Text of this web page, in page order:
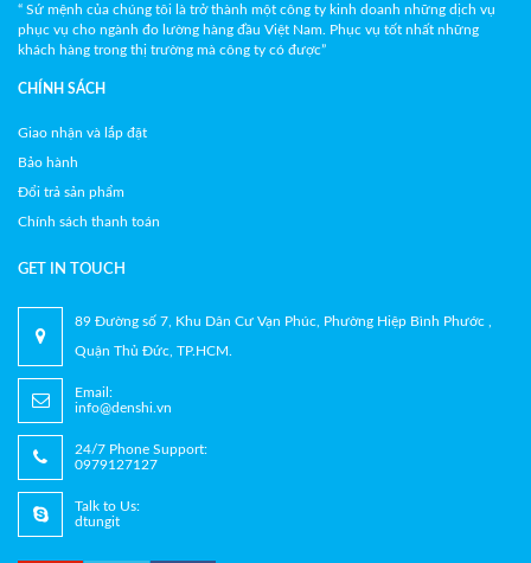
“ Sứ mệnh của chúng tôi là trở thành một công ty kinh doanh những dịch vụ
phục vụ cho ngành đo lường hàng đầu Việt Nam. Phục vụ tốt nhất những
khách hàng trong thị trường mà công ty có được”
CHÍNH SÁCH
Giao nhận và lắp đặt
Bảo hành
Đổi trả sản phẩm
Chính sách thanh toán
GET IN TOUCH
89 Đường số 7, Khu Dân Cư Vạn Phúc, Phường Hiệp Bình Phước ,
Quận Thủ Đức, TP.HCM.
Email:
info@denshi.vn
24/7 Phone Support:
0979127127
Talk to Us:
dtungit